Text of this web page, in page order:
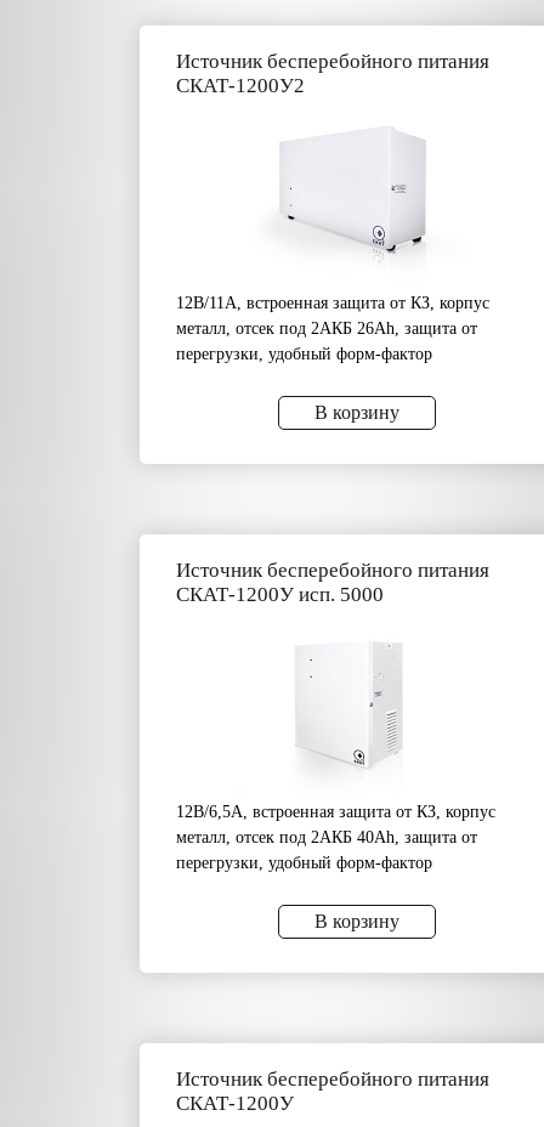
Источник бесперебойного питания
СКАТ-1200У2
12В/11А, встроенная защита от КЗ, корпус
металл, отсек под 2АКБ 26Аh, защита от
перегрузки, удобный форм-фактор
В корзину
Источник бесперебойного питания
СКАТ-1200У исп. 5000
12В/6,5А, встроенная защита от КЗ, корпус
металл, отсек под 2АКБ 40Аh, защита от
перегрузки, удобный форм-фактор
В корзину
Источник бесперебойного питания
СКАТ-1200У